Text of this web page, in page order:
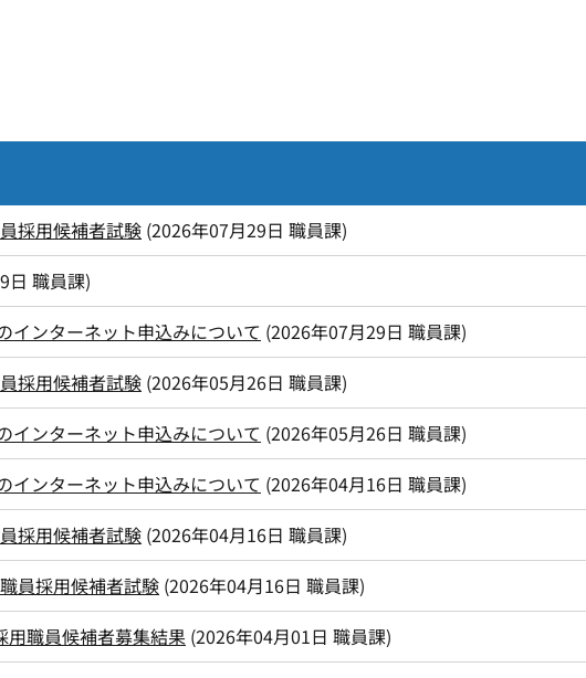
採用候補者試験 (2026年07月29日 職員課)
日 職員課)
インターネット申込みについて (2026年07月29日 職員課)
採用候補者試験 (2026年05月26日 職員課)
インターネット申込みについて (2026年05月26日 職員課)
インターネット申込みについて (2026年04月16日 職員課)
採用候補者試験 (2026年04月16日 職員課)
員採用候補者試験 (2026年04月16日 職員課)
用職員候補者募集結果 (2026年04月01日 職員課)